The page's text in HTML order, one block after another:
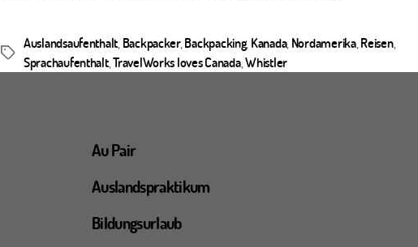
Schlagwörter
Auslandsaufenthalt,Backpacker,Backpacking,Kanada,Nordamerika,Reisen,
Sprachaufenthalt,TravelWorks loves Canada,Whistler
Au Pair
Auslandspraktikum
Bildungsurlaub